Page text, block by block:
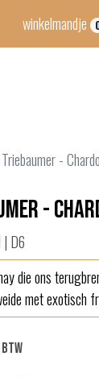
winkelmandje
-
-
| D6
die ons
met exotisch
btw